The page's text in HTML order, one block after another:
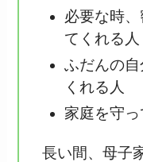
必要な時
てくれる人
ふだんの
くれる人
家庭を守
長い間、母子